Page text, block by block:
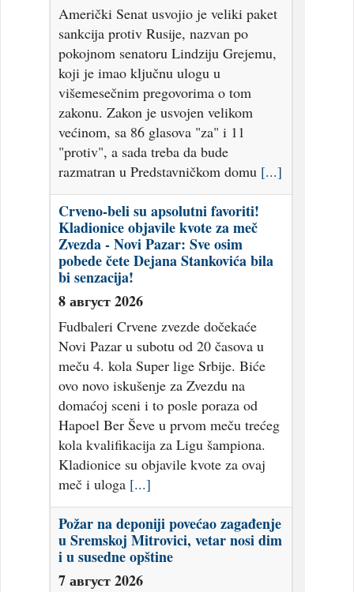
Američki Senat usvojio je veliki paket
sankcija protiv Rusije, nazvan po
pokojnom senatoru Lindziju Grejemu,
koji je imao ključnu ulogu u
višemesečnim pregovorima o tom
zakonu. Zakon je usvojen velikom
većinom, sa 86 glasova "za" i 11
"protiv", a sada treba da bude
razmatran u Predstavničkom domu [...]
Crveno-beli su apsolutni favoriti!
Kladionice objavile kvote za meč
Zvezda - Novi Pazar: Sve osim
pobede čete Dejana Stankovića bila
bi senzacija!
8 август 2026
Fudbaleri Crvene zvezde dočekaće
Novi Pazar u subotu od 20 časova u
meču 4. kola Super lige Srbije. Biće
ovo novo iskušenje za Zvezdu na
domaćoj sceni i to posle poraza od
Hapoel Ber Ševe u prvom meču trećeg
kola kvalifikacija za Ligu šampiona.
Kladionice su objavile kvote za ovaj
meč i uloga [...]
Požar na deponiji povećao zagađenje
u Sremskoj Mitrovici, vetar nosi dim
i u susedne opštine
7 август 2026